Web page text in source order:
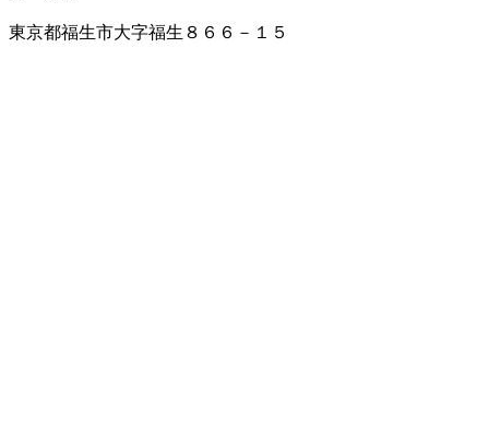
東京都福生市大字福生８６６－１５